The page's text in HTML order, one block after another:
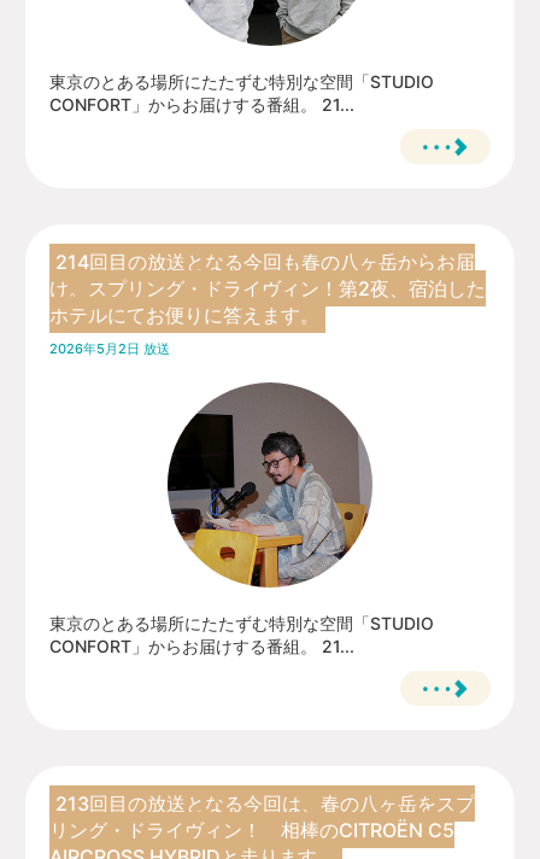
東京のとある場所にたたずむ特別な空間「STUDIO
CONFORT」からお届けする番組。 21...
214回目の放送となる今回も春の八ヶ岳からお届
け。スプリング・ドライヴィン！第2夜、宿泊した
ホテルにてお便りに答えます。
2026年5月2日 放送
東京のとある場所にたたずむ特別な空間「STUDIO
CONFORT」からお届けする番組。 21...
213回目の放送となる今回は、春の八ヶ岳をスプ
リング・ドライヴィン！ 相棒のCITROËN C5